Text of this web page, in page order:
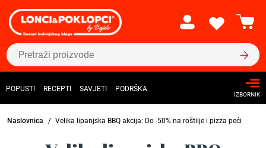
POPUSTI RECEPTI SAVJETI PODRŠKA
IZBORNIK
Naslovnica Velika lipanjska BBQ akcija: Do -50% na roštilje i pizza peći